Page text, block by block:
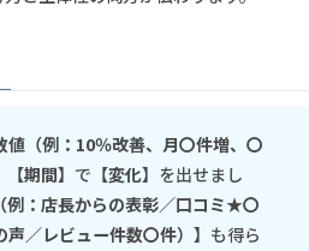
値（例：10％改善、月〇件増、〇
【期間】 で 【変化】 を出せまし
例：店長からの表彰／口コミ★〇
／レビュー件数〇件）】 も得ら